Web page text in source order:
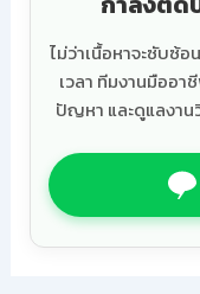
ไม่ว่าเนื้อหาจะซับซ้
เวลา ทีมงานมืออา
ปัญหา และดูแลงา